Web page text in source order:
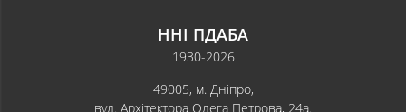
ННІ ПДАБА
1930-2026
49005, м. Дніпро,
вул. Архітектора Олега Петрова, 24а.